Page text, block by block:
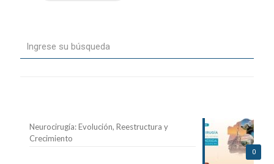
0
Neurocirugía: Evolución, Reestructura y
Crecimiento